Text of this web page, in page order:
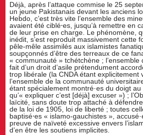
Déjà, après l’attaque commise le 25
un jeune Pakistanais devant les anciens
Hebdo, c’est très vite l’ensemble des
avaient été ciblé⋅es, jusqu’à remettre en
de leur prise en charge. Le phénomène,
inédit, s’est reproduit massivement cette
pêle-mêle assimilés aux islamistes
soupçonnés d’être des terreaux de ce
« communauté » tchétchène ; l’ensemble
fait d’un droit d’asile prétendument
trop libérale (la CNDA étant explicitement
l’ensemble de la communauté
étant spécialement montré·es du doigt au
qu’« expliquer c’est [déjà] excuser ») ;
laïcité, sans doute trop attaché à
de la loi de 1905, loi de liberté ; toutes
baptisé⋅es « islamo-gauchistes »,
preuve de naïveté excessive envers
d’en être les soutiens implicites.